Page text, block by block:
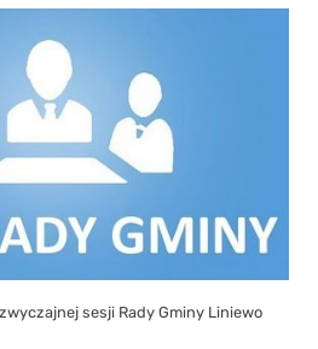
sesji Rady Gminy Liniewo